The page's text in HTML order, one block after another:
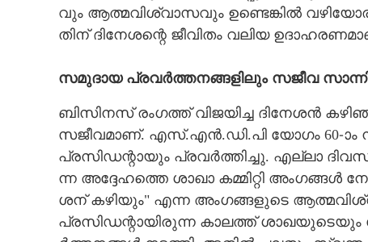
വും​ ​ആ​ത്മ​വി​ശ്വാ​സ​വും​ ​ഉ​ണ്ടെ​ങ്കി​ൽ​
തി​ന് ​ദി​നേ​ശ​ന്റെ​ ​ജീ​വി​തം​ ​വ​ലി​യ​
സ​മു​ദാ​യ​ ​പ്ര​വ​ർ​ത്ത​ന​ങ്ങ​ളി​ലും​ ​സ​ജീ​വ​
ബി​സി​ന​സ് ​രം​ഗ​ത്ത് ​വി​ജ​യി​ച്ച​ ​ദി​നേ​ശ​ൻ​
സ​ജീ​വ​മാ​ണ്.​ ​എ​സ്.​എ​ൻ.​ഡി.​പി​ ​യോ​ഗം​ 60-
പ്ര​സി​ഡ​ന്റാ​യും​ ​പ്ര​വ​ർ​ത്തി​ച്ചു.​ ​എ​ല്ലാ​
ന്ന​ ​അ​ദ്ദേ​ഹ​ത്തെ​ ​ശാ​ഖാ​ ​ക​മ്മി​റ്റി​ ​അം​ഗ​ങ്ങ​ൾ​
ശ​ന് ​ക​ഴി​യും" ​എ​ന്ന​ ​അം​ഗ​ങ്ങ​ളു​ടെ​
പ്ര​സി​ഡ​ന്റാ​യി​രു​ന്ന​ ​കാ​ല​ത്ത് ​ശാ​ഖ​യു​ടെ​യും​